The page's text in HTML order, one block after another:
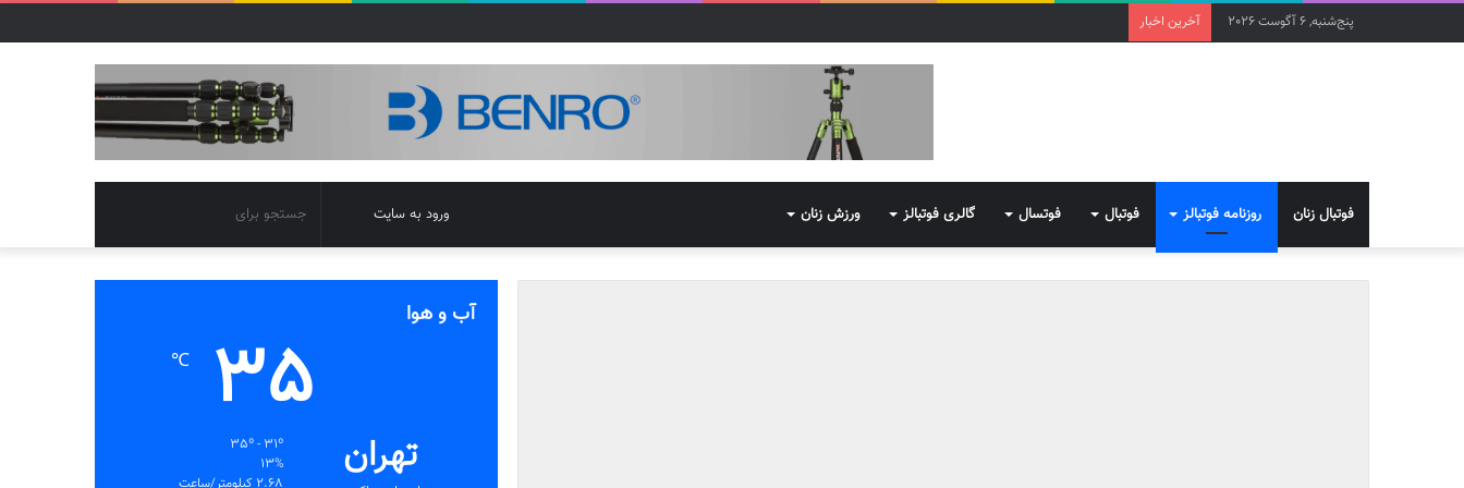
پنج‌شنبه, 6 آگوست 2026 آخرین اخبار
فوتبال زنان روزنامه فوتبالز فوتبال فوتسال گالری فوتبالز ورزش زنان
برای
تغییر
پوسته
ورود به سایت
آب و هوا
تهران
35
℃
35º - 31º
13%
2.68 کیلومتر/ساعت